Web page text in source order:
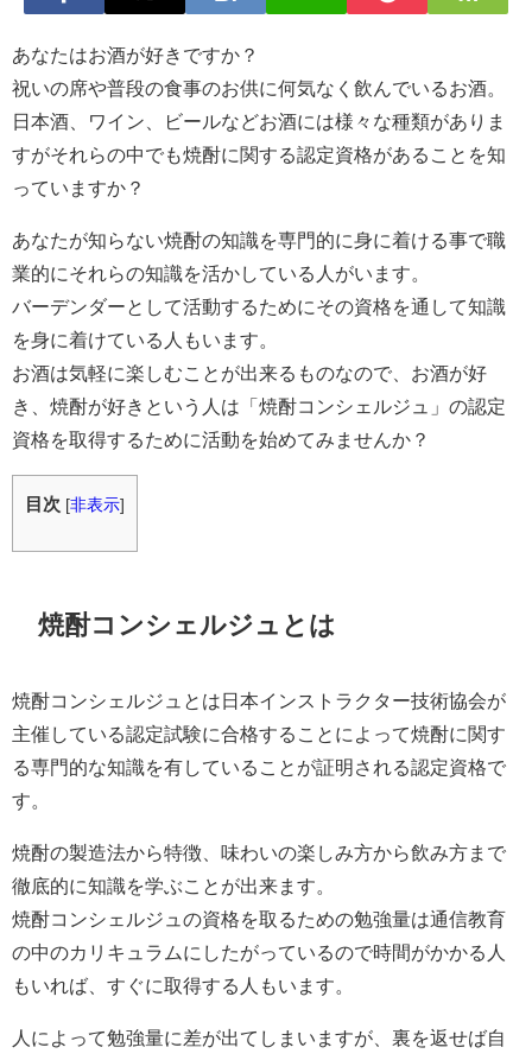
あなたはお酒が好きですか？
祝いの席や普段の食事のお供に何気なく飲んでいるお酒。
日本酒、ワイン、ビールなどお酒には様々な種類がありま
すがそれらの中でも焼酎に関する認定資格があることを知
っていますか？
あなたが知らない焼酎の知識を専門的に身に着ける事で職
業的にそれらの知識を活かしている人がいます。
バーデンダーとして活動するためにその資格を通して知識
を身に着けている人もいます。
お酒は気軽に楽しむことが出来るものなので、お酒が好
き、焼酎が好きという人は「焼酎コンシェルジュ」の認定
資格を取得するために活動を始めてみませんか？
目次 [非表示]
焼酎コンシェルジュとは
焼酎コンシェルジュとは日本インストラクター技術協会が
主催している認定試験に合格することによって焼酎に関す
る専門的な知識を有していることが証明される認定資格で
す。
焼酎の製造法から特徴、味わいの楽しみ方から飲み方まで
徹底的に知識を学ぶことが出来ます。
焼酎コンシェルジュの資格を取るための勉強量は通信教育
の中のカリキュラムにしたがっているので時間がかかる人
もいれば、すぐに取得する人もいます。
人によって勉強量に差が出てしまいますが、裏を返せば自